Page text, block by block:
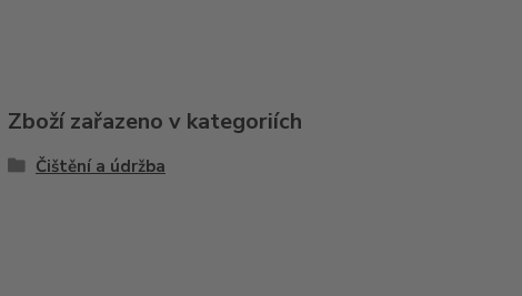
Zboží zařazeno v kategoriích
Čištění a údržba